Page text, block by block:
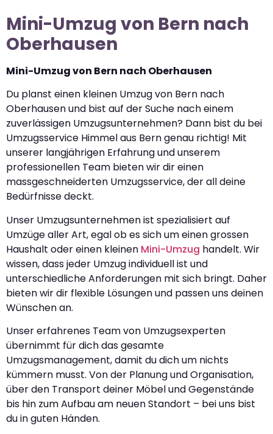
Mini-Umzug von Bern nach
Oberhausen
Mini-Umzug von Bern nach Oberhausen
Du planst einen kleinen Umzug von Bern nach
Oberhausen und bist auf der Suche nach einem
zuverlässigen Umzugsunternehmen? Dann bist du bei
Umzugsservice Himmel aus Bern genau richtig! Mit
unserer langjährigen Erfahrung und unserem
professionellen Team bieten wir dir einen
massgeschneiderten Umzugsservice, der all deine
Bedürfnisse deckt.
Unser Umzugsunternehmen ist spezialisiert auf
Umzüge aller Art, egal ob es sich um einen grossen
Haushalt oder einen kleinen Mini-Umzug handelt. Wir
wissen, dass jeder Umzug individuell ist und
unterschiedliche Anforderungen mit sich bringt. Daher
bieten wir dir flexible Lösungen und passen uns deinen
Wünschen an.
Unser erfahrenes Team von Umzugsexperten
übernimmt für dich das gesamte
Umzugsmanagement, damit du dich um nichts
kümmern musst. Von der Planung und Organisation,
über den Transport deiner Möbel und Gegenstände
bis hin zum Aufbau am neuen Standort – bei uns bist
du in guten Händen.